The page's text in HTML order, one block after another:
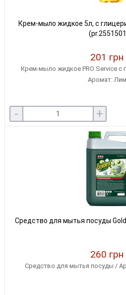
Крем-мыло жидкое 5л, с
201 грн
Крем-мыло жидкое PRO Service с
Аромат:
- +
Средство для мытья посуды
260 грн
Средство для мытья посуды /